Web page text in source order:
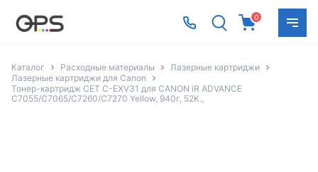
0
Каталог Расходные материалы
Лазерные картриджи
Лазерные картриджи для Canon
Тонер-картридж CET C-EXV31 для CANON iR ADVANCE
C7055/C7065/C7260/C7270 Yellow, 940г, 52K.,